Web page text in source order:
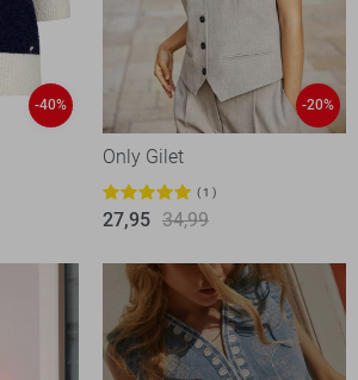
-40% -20%
Only Gilet
1
27,95 34,99